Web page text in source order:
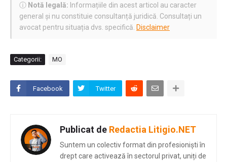
ⓘ Notă legală: Informațiile din acest articol au caracter
general și nu constituie consultanță juridică. Consultați un
avocat pentru situația dvs. specifică. Disclaimer
Categorii: MO
Facebook Twitter
Publicat de Redactia Litigio.NET
Suntem un colectiv format din profesioniști în
drept care activează în sectorul privat, uniți de